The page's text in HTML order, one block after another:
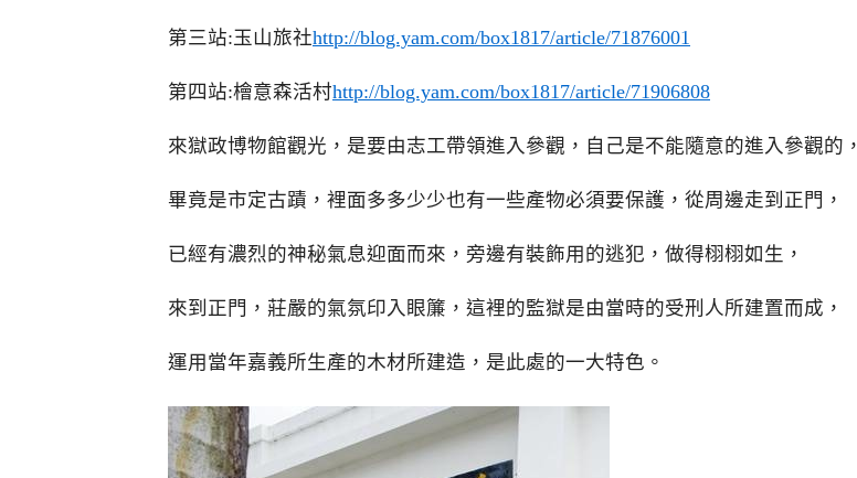
第三站:玉山旅社http://blog.yam.com/box1817/article/71876001
第四站:檜意森活村http://blog.yam.com/box1817/article/71906808
來獄政博物館觀光，是要由志工帶領進入參觀，自己是不能隨意的進入參觀的，
畢竟是市定古蹟，裡面多多少少也有一些產物必須要保護，從周邊走到正門，
已經有濃烈的神秘氣息迎面而來，旁邊有裝飾用的逃犯，做得栩栩如生，
來到正門，莊嚴的氣氛印入眼簾，這裡的監獄是由當時的受刑人所建置而成，
運用當年嘉義所生產的木材所建造，是此處的一大特色。